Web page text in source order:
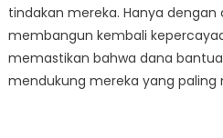
tindakan mereka. Hanya
membangun kembali
memastikan bahwa dana
mendukung mereka yang paling